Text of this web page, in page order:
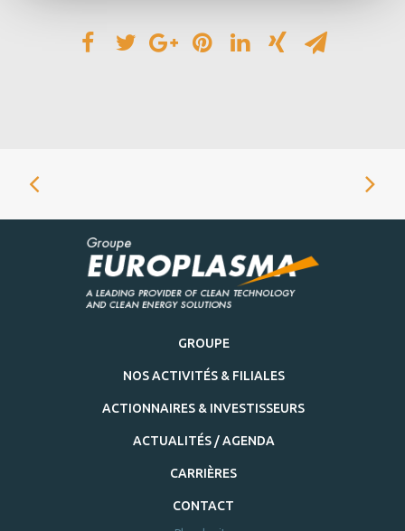
GROUPE
NOS ACTIVITÉS & FILIALES
ACTIONNAIRES & INVESTISSEURS
ACTUALITÉS / AGENDA
CARRIÈRES
CONTACT